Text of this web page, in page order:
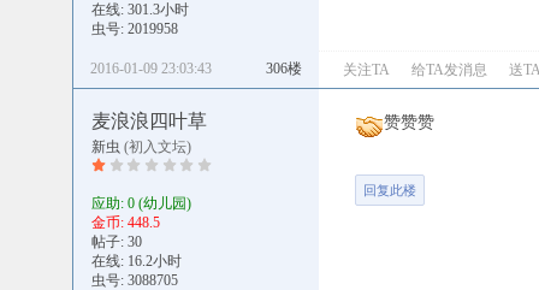
在线: 301.3小时
虫号: 2019958
306楼
2016-01-09 23:03:43 关注TA 给TA发消息 送
麦浪浪四叶草
新虫 (初入文坛)
应助: 0 (幼儿园)
金币: 448.5
帖子: 30
在线: 16.2小时
虫号: 3088705
赞赞赞
回复此楼